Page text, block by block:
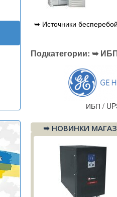
➥ Источники
Подкатегории: ➥
ИБП /
➥ НОВИНКИ